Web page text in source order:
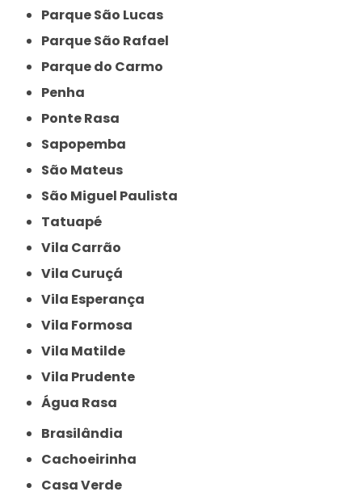
Parque São Lucas
Parque São Rafael
Parque do Carmo
Penha
Ponte Rasa
Sapopemba
São Mateus
São Miguel Paulista
Tatuapé
Vila Carrão
Vila Curuçá
Vila Esperança
Vila Formosa
Vila Matilde
Vila Prudente
Água Rasa
Brasilândia
Cachoeirinha
Casa Verde